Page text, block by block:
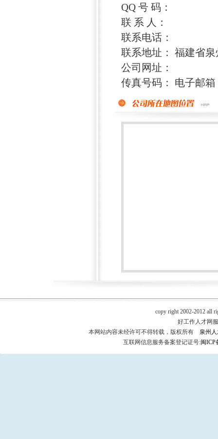
QQ 号 码：
联 系 人：
联系电话：
联系地址： 福建省
公司网址：
传真号码： 电子邮箱
copy right 2002-2012 all
好工作人才网
本网站内容未经许可不得转载，版权所有
泉州
互联网信息服务备案登记证号:闽ICP